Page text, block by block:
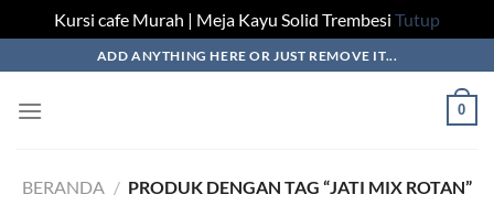
Kursi cafe Murah | Meja Kayu Solid Trembesi Tutup
to
content
ADD ANYTHING HERE OR JUST REMOVE IT...
0
BERANDA / PRODUK DENGAN TAG “JATI MIX ROTAN”